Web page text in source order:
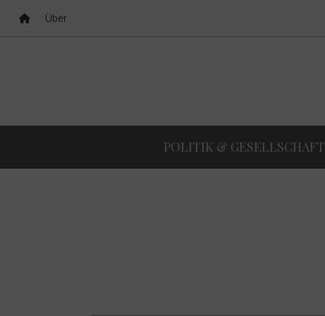
Über
POLITIK & GESELLSCHAFT